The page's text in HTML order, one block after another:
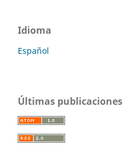
Idioma
Español
Últimas publicaciones